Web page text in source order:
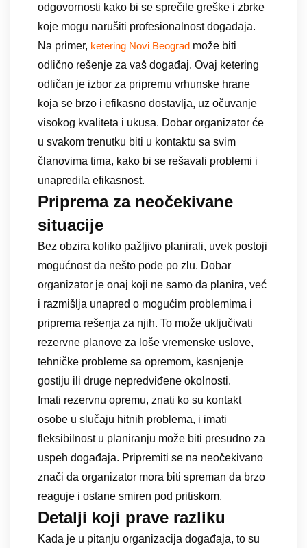
odgovornosti kako bi se sprečile greške i zbrke
koje mogu narušiti profesionalnost događaja.
Na primer, ketering Novi Beograd može biti
odlično rešenje za vaš događaj. Ovaj ketering
odličan je izbor za pripremu vrhunske hrane
koja se brzo i efikasno dostavlja, uz očuvanje
visokog kvaliteta i ukusa. Dobar organizator će
u svakom trenutku biti u kontaktu sa svim
članovima tima, kako bi se rešavali problemi i
unapredila efikasnost.
Priprema za neočekivane
situacije
Bez obzira koliko pažljivo planirali, uvek postoji
mogućnost da nešto pođe po zlu. Dobar
organizator je onaj koji ne samo da planira, već
i razmišlja unapred o mogućim problemima i
priprema rešenja za njih. To može uključivati
rezervne planove za loše vremenske uslove,
tehničke probleme sa opremom, kasnjenje
gostiju ili druge nepredviđene okolnosti.
Imati rezervnu opremu, znati ko su kontakt
osobe u slučaju hitnih problema, i imati
fleksibilnost u planiranju može biti presudno za
uspeh događaja. Pripremiti se na neočekivano
znači da organizator mora biti spreman da brzo
reaguje i ostane smiren pod pritiskom.
Detalji koji prave razliku
Kada je u pitanju organizacija događaja, to su